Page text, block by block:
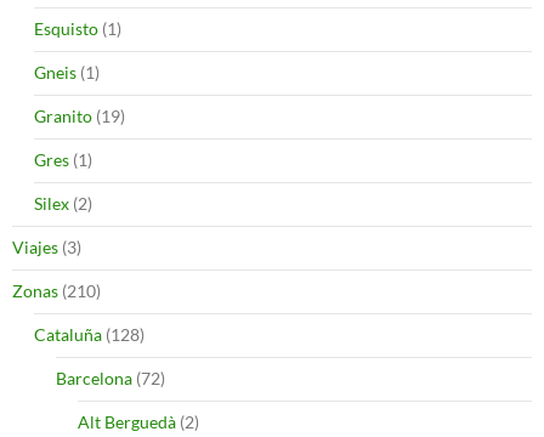
Esquisto (1)
Gneis (1)
Granito (19)
Gres (1)
Silex (2)
Viajes (3)
Zonas (210)
Cataluña (128)
Barcelona (72)
Alt Berguedà (2)